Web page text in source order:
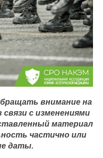
внимание на
с изменениями
материал
частично или
даты.